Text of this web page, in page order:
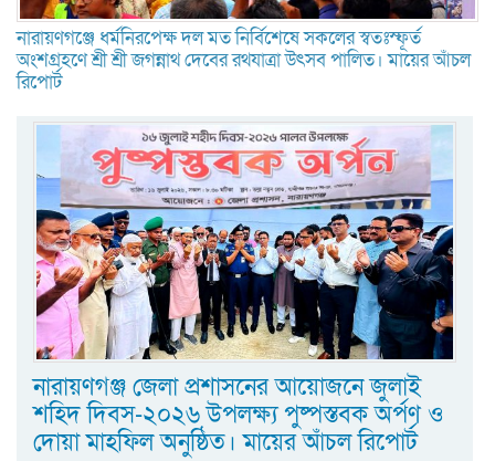
নারায়ণগঞ্জে ধর্মনিরপেক্ষ দল মত নির্বিশেষে সকলের স্বতঃস্ফূর্ত
অংশগ্রহণে শ্রী শ্রী জগন্নাথ দেবের রথযাত্রা উৎসব পালিত। মায়ের আঁচল
রিপোর্ট
নারায়ণগঞ্জ জেলা প্রশাসনের আয়োজনে জুলাই
শহিদ দিবস-২০২৬ উপলক্ষ্য পুষ্পস্তবক অর্পণ ও
দোয়া মাহফিল অনুষ্ঠিত। মায়ের আঁচল রিপোর্ট